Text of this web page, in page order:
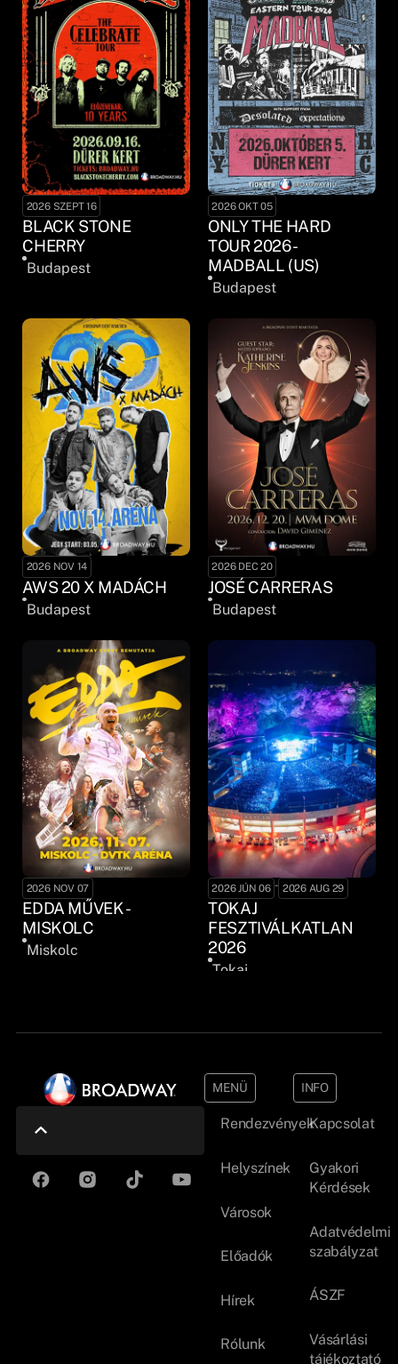
2026 SZEPT 16
BLACK STONE
CHERRY
Budapest
2026 OKT 05
ONLY THE HARD
TOUR 2026 -
MADBALL (US)
Budapest
2026 NOV 14
AWS 20 X MADÁCH
Budapest
2026 DEC 20
JOSÉ CARRERAS
Budapest
2026 NOV 07
EDDA MŰVEK -
MISKOLC
Miskolc
2026 JÚN 06 - 2026 AUG 29
TOKAJ
FESZTIVÁLKATLAN
2026
Tokaj
MENÜ
Rendezvények
Helyszínek
Városok
Előadók
Hírek
Rólunk
INFO
Kapcsolat
Gyakori
Kérdések
Adatvédelmi
szabályzat
ÁSZF
Vásárlási
tájékoztató